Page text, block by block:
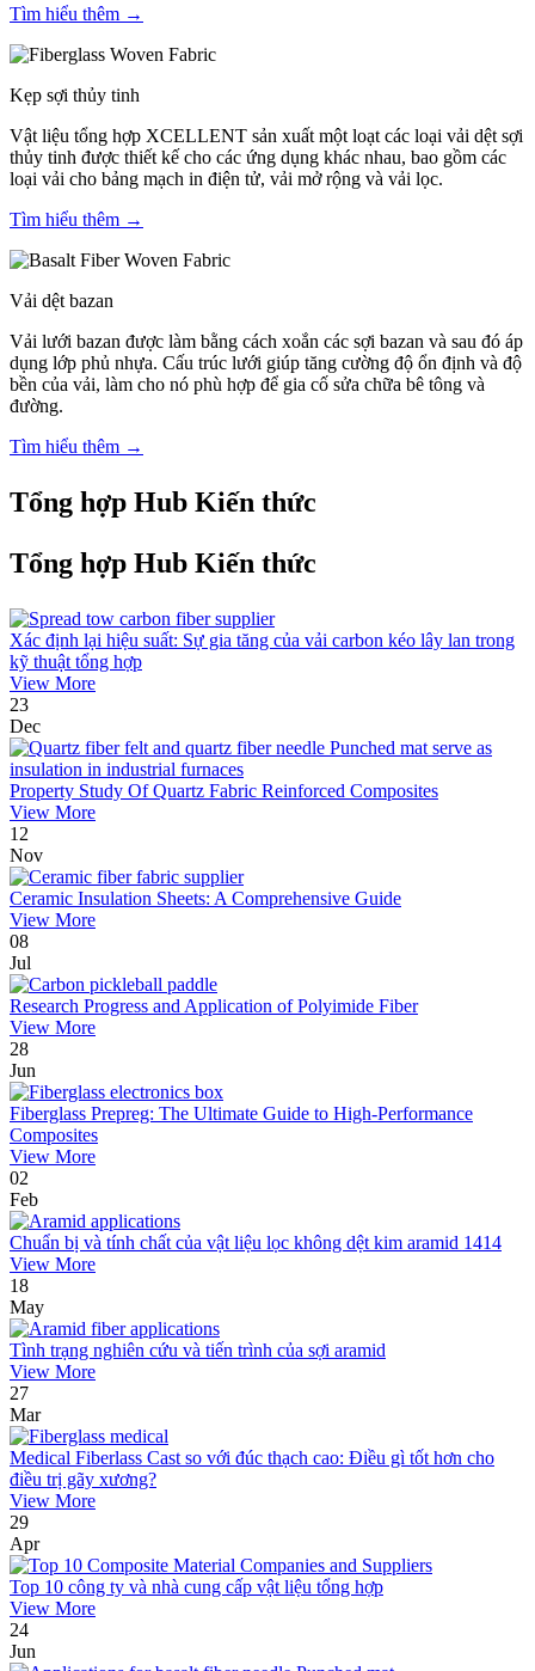
Tìm hiểu thêm →
Kẹp sợi thủy tinh
Vật liệu tổng hợp XCELLENT sản xuất một loạt các loại vải dệt sợi
thủy tinh được thiết kế cho các ứng dụng khác nhau, bao gồm các
loại vải cho bảng mạch in điện tử, vải mở rộng và vải lọc.
Tìm hiểu thêm →
Vải dệt bazan
Vải lưới bazan được làm bằng cách xoắn các sợi bazan và sau đó áp
dụng lớp phủ nhựa. Cấu trúc lưới giúp tăng cường độ ổn định và độ
bền của vải, làm cho nó phù hợp để gia cố sửa chữa bê tông và
đường.
Tìm hiểu thêm →
Tổng hợp Hub Kiến thức
Tổng hợp Hub Kiến thức
Xác định lại hiệu suất: Sự gia tăng của vải carbon kéo lây lan trong
kỹ thuật tổng hợp
View More
23
Dec
Property Study Of Quartz Fabric Reinforced Composites
View More
12
Nov
Ceramic Insulation Sheets: A Comprehensive Guide
View More
08
Jul
Research Progress and Application of Polyimide Fiber
View More
28
Jun
Fiberglass Prepreg: The Ultimate Guide to High-Performance
Composites
View More
02
Feb
Chuẩn bị và tính chất của vật liệu lọc không dệt kim aramid 1414
View More
18
May
Tình trạng nghiên cứu và tiến trình của sợi aramid
View More
27
Mar
Medical Fiberlass Cast so với đúc thạch cao: Điều gì tốt hơn cho
điều trị gãy xương?
View More
29
Apr
Top 10 công ty và nhà cung cấp vật liệu tổng hợp
View More
24
Jun